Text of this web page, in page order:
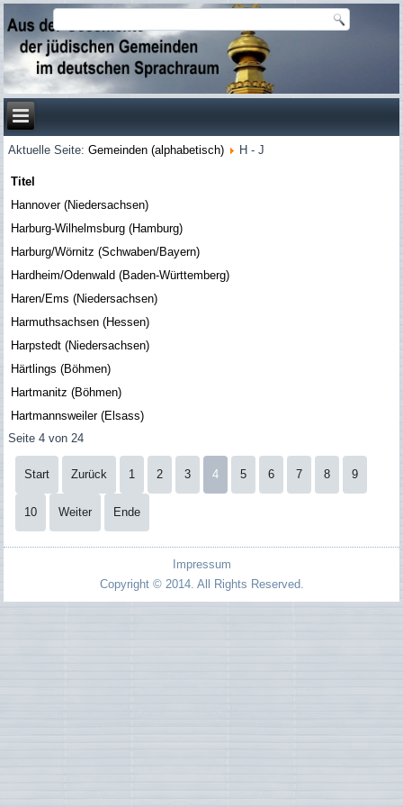
Aktuelle Seite:Gemeinden (alphabetisch) H - J
Titel
Hannover (Niedersachsen)
Harburg-Wilhelmsburg (Hamburg)
Harburg/Wörnitz (Schwaben/Bayern)
Hardheim/Odenwald (Baden-Württemberg)
Haren/Ems (Niedersachsen)
Harmuthsachsen (Hessen)
Harpstedt (Niedersachsen)
Härtlings (Böhmen)
Hartmanitz (Böhmen)
Hartmannsweiler (Elsass)
Seite 4 von 24
Start Zurück 1 2 3 4 5 6 7 8 9
10 Weiter Ende
Impressum
Copyright © 2014. All Rights Reserved.